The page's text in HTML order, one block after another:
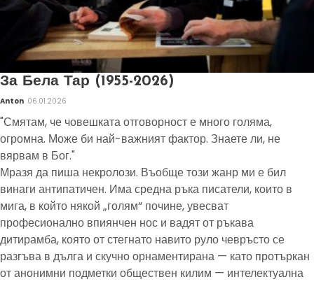
За Бела Тар (1955-2026)
Anton 06.01.2026
"Смятам, че човешката отговорност е много голяма,
огромна. Може би най-важният фактор. Знаете ли, не
вярвам в Бог."
Мразя да пиша некролози. Въобще този жанр ми е бил
винаги антипатичен. Има средна ръка писатели, които в
мига, в който някой „голям“ почине, увесват
професионално впиянчен нос и вадят от ръкава
дитирамба, която от стегнато навито руло чевръсто се
разгъва в дълга и скучно орнаментирана — като протъркан
от анонимни подметки обществен килим — интелектуална